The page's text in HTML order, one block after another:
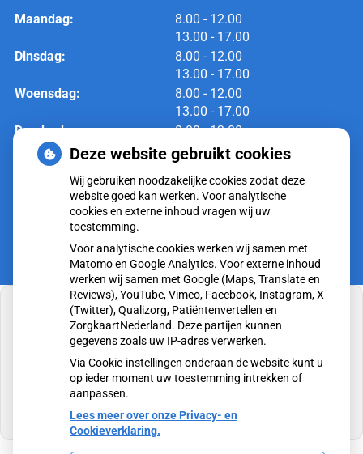
Maandag: 8.00 tot
- 12.00
13.00 tot
- 17.00
Dinsdag:
8.00 tot
- 12.00
13.00 tot
- 17.00
Woensdag:
8.00 tot
- 12.00
13.00 tot
- 17.00
Donderdag:
8.00tot
- 12.00
13.00tot
- 17.00
Vrijdag:
8.00
13.00tot
- 17.00
U heeft geen toestemming gegeven voor
externe inhoud die nodig is om dit te zien.
Cookie-instellingen wijzigen
Deze website gebruikt cookies
Wij gebruiken noodzakelijke cookies zodat deze
website goed kan werken. Voor analytische
cookies en externe inhoud vragen wij uw
toestemming.
Voor analytische cookies werken wij samen met
Matomo en Google Analytics. Voor externe inhoud
werken wij samen met Google (Maps, Translate en
Reviews), YouTube, Vimeo, Facebook, Instagram, X
(Twitter), Qualizorg, Patiëntenvertellen en
ZorgkaartNederland. Deze partijen kunnen
gegevens zoals uw IP-adres verwerken.
Via Cookie-instellingen onderaan de website kunt u
op ieder moment uw toestemming intrekken of
aanpassen.
Lees meer over onze Privacy- en
Cookieverklaring.